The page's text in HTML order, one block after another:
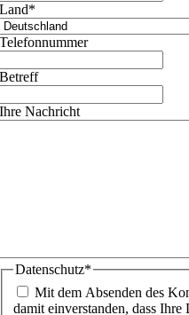
Land*
Telefonnummer
Betreff
Ihre Nachricht
Datenschutz*
Mit dem Absenden des
damit einverstanden, dass